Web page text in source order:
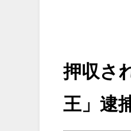
押収さ
王」逮